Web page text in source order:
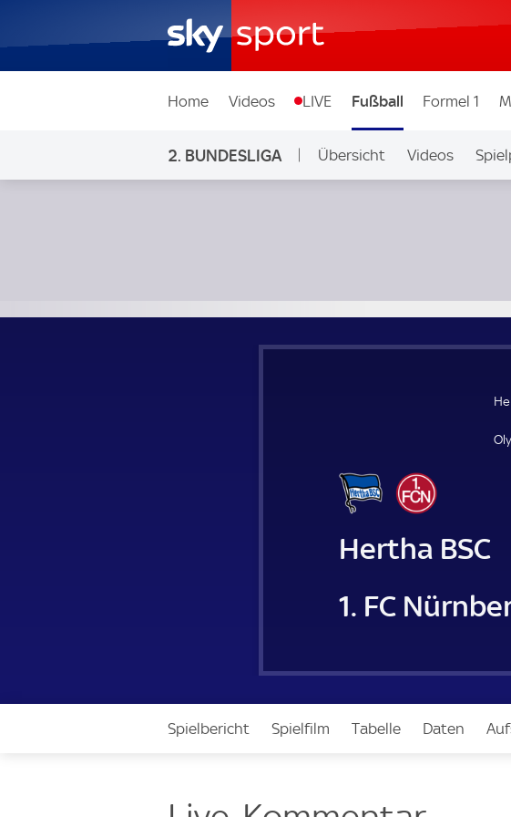
Home Videos LIVE Fußball Formel 1
2. BUNDESLIGA Übersicht Videos
Hertha BSC
1. FC
Spielbericht Spielfilm Tabelle Daten